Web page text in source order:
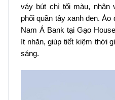
váy bút chì tối màu, nhân
phối quần tây xanh đen.
Nam Á Bank tại Gạo
ít nhăn, giúp tiết kiệm thời
sáng.